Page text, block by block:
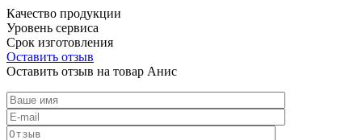
Качество продукции
Уровень сервиса
Срок изготовления
Оставить отзыв
Оставить отзыв на товар Анис